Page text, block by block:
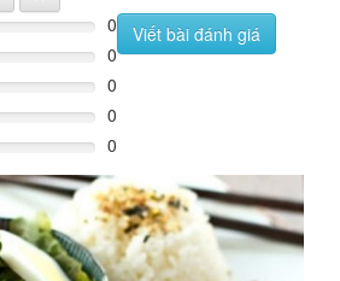
0
0
0
0
0
Viết bài đánh giá